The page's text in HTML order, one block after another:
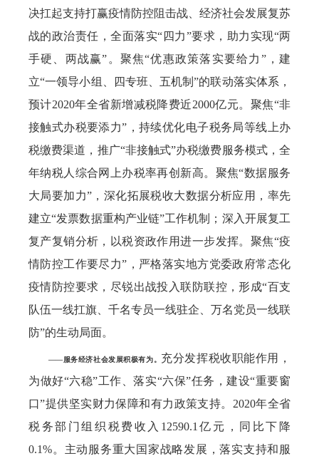
决扛起支持打赢疫情防控阻击战、经济社会发展复苏
战的政治责任，全面落实“四力”要求，助力实现“两
手硬、两战赢”。聚焦“优惠政策落实要给力”，建
立“一领导小组、四专班、五机制”的联动落实体系，
预计2020年全省新增减税降费近2000亿元。聚焦“非
接触式办税要添力”，持续优化电子税务局等线上办
税缴费渠道，推广“非接触式”办税缴费服务模式，全
年纳税人综合网上办税率再创新高。聚焦“数据服务
大局要加力”，深化拓展税收大数据分析应用，率先
建立“发票数据重构产业链”工作机制；深入开展复工
复产复销分析，以税资政作用进一步发挥。聚焦“疫
情防控工作要尽力”，严格落实地方党委政府常态化
疫情防控要求，尽锐出战投入联防联控，形成“百支
队伍一线扛旗、千名专员一线驻企、万名党员一线联
防”的生动局面。
——服务经济社会发展积极有为。 充分发挥税收职能作用，
为做好“六稳”工作、落实“六保”任务，建设“重要窗
口”提供坚实财力保障和有力政策支持。2020年全省
税务部门组织税费收入12590.1亿元，同比下降
0.1%。主动服务重大国家战略发展，落实支持和服